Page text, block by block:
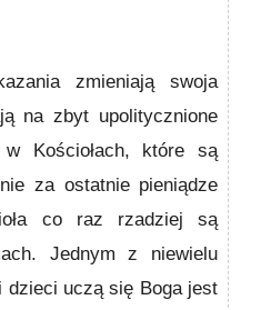
zmieniają swoja
na zbyt upolitycznione
Kościołach, które są
za ostatnie pieniądze
co raz rzadziej są
Jednym z niewielu
dzieci uczą się Boga jest